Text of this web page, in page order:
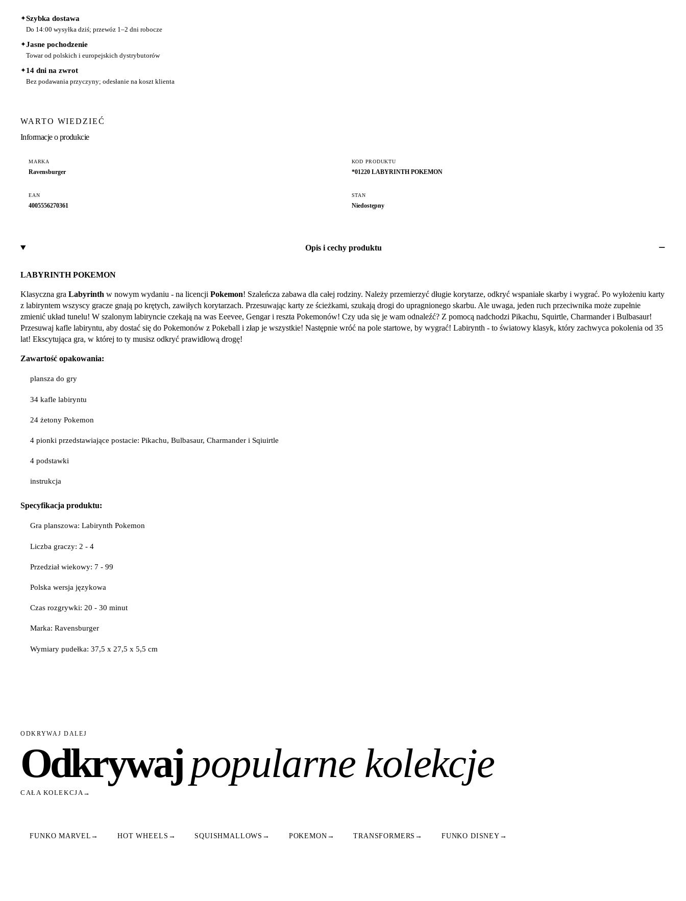
✦Szybka dostawa
Do 14:00 wysyłka dziś; przewóz 1–2 dni robocze
✦Jasne pochodzenie
Towar od polskich i europejskich dystrybutorów
✦14 dni na zwrot
Bez podawania przyczyny; odesłanie na koszt klienta
WARTO WIEDZIEĆ
Informacje o produkcie
MARKA
Ravensburger
KOD PRODUKTU
*01220 LABYRINTH POKEMON
EAN
4005556270361
STAN
Niedostępny
Opis i cechy produktu
LABYRINTH POKEMON
Klasyczna gra Labyrinth w nowym wydaniu - na licencji Pokemon! Szaleńcza zabawa dla całej rodziny. Należy przemierzyć długie korytarze, odkryć wspaniałe skarby i wygrać. Po wyłożeniu karty
z labiryntem wszyscy gracze gnają po krętych, zawiłych korytarzach. Przesuwając karty ze ścieżkami, szukają drogi do upragnionego skarbu. Ale uwaga, jeden ruch przeciwnika może zupełnie
zmienić układ tunelu! W szalonym labiryncie czekają na was Eeevee, Gengar i reszta Pokemonów! Czy uda się je wam odnaleźć? Z pomocą nadchodzi Pikachu, Squirtle, Charmander i Bulbasaur!
Przesuwaj kafle labiryntu, aby dostać się do Pokemonów z Pokeball i złap je wszystkie! Następnie wróć na pole startowe, by wygrać! Labirynth - to światowy klasyk, który zachwyca pokolenia od 35
lat! Ekscytująca gra, w której to ty musisz odkryć prawidłową drogę!
Zawartość opakowania:
plansza do gry
34 kafle labiryntu
24 żetony Pokemon
4 pionki przedstawiające postacie: Pikachu, Bulbasaur, Charmander i Sqiuirtle
4 podstawki
instrukcja
Specyfikacja produktu:
Gra planszowa: Labirynth Pokemon
Liczba graczy: 2 - 4
Przedział wiekowy: 7 - 99
Polska wersja językowa
Czas rozgrywki: 20 - 30 minut
Marka: Ravensburger
Wymiary pudełka: 37,5 x 27,5 x 5,5 cm
ODKRYWAJ DALEJ
Odkrywaj popularne kolekcje
CAŁA KOLEKCJA →
FUNKO MARVEL → HOT WHEELS → SQUISHMALLOWS → POKEMON → TRANSFORMERS → FUNKO DISNEY →